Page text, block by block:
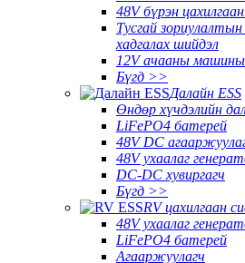
48V бүрэн
Тусгай
хадгалах шийдэл
12V ачааны машины
Бүгд >>
Далайн ESS
Өндөр хүчдэлийн
LiFePO4 батерей
48V DC
48V ухаалаг
DC-DC хувиргагч
Бүгд >>
RV цахилгаан
48V ухаалаг
LiFePO4 батерей
Агааржуулагч